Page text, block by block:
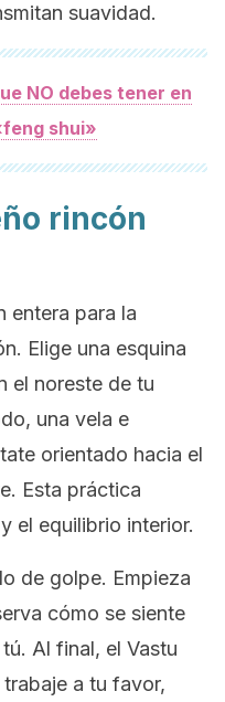
suavidad.
NO debes tener en
shui»
rincón
entera para la
Elige una esquina
el noreste de tu
una vela e
orientado hacia el
Esta práctica
el equilibrio interior.
de golpe. Empieza
cómo se siente
Al final, el Vastu
a tu favor,